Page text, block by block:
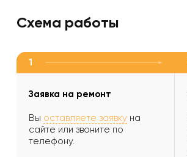
Схема работы
1
Заявка на ремонт
Вы оставляете заявку на
сайте или звоните по
телефону.